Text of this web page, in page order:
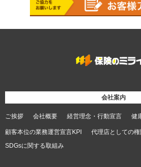
会社案内
ご挨拶 会社概要 経営理念・行動宣言 健
顧客本位の業務運営宣言KPI 代理店としての権
SDGsに関する取組み